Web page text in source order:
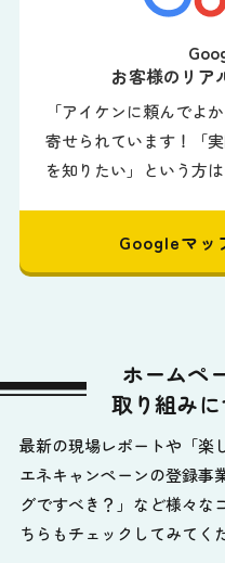
お客様のリア
「アイケンに頼んでよ
寄せられています！「
を知りたい」という方
Googleマッ
ホームペ
取り組みに
最新の現場レポートや「
エネキャンペーンの登録事
グですべき？」など様々な
ちらもチェックしてみてく